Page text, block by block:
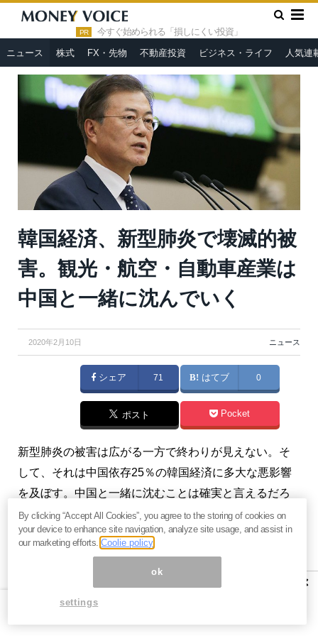
PR 今すぐ始められる「損しにくい投資」
ニュース 株式 FX・先物 不動産投資 ビジネス・ライフ 人気連
HOME » ニュース »
韓国経済、新型肺炎で壊滅的被害。観光・
航空・自動車産業は中国と一緒に沈んでいく
韓国経済、新型肺炎で壊滅的被
害。観光・航空・自動車産業は
中国と一緒に沈んでいく
2020年2月10日 ニュース
シェア 71 はてブ 0
ポスト Pocket
新型肺炎の被害は広がる一方で終わりが見えない。そ
して、それは中国依存25％の韓国経済に多大な悪影響
を及ぼす。中国と一緒に沈むことは確実と言えるだろ
う。（『2011年 韓国経済危機の軌跡（週間 韓国経
済）』）
2011年 韓国経済危機の軌跡（週間 韓国
』2020年2月9日号の抜粋です。ご興味を持たれ
た方はぜひこの機会にバックナンバー含め
無料のお試し購読をどうぞ。
×
By clicking “Accept All Cookies”, you agree to the storing of cookies on
your device to enhance site navigation, analyze site usage, and assist in
our marketing efforts.Coolie policy
ok
settings